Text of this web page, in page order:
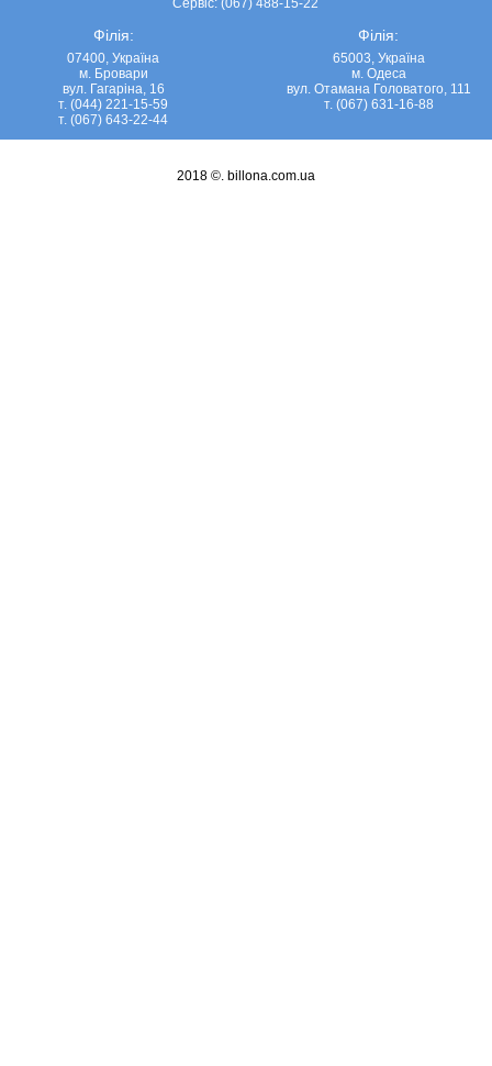
Сервіс: (067) 488-15-22
Філія:
07400, Україна
м. Бровари
вул. Гагаріна, 16
т. (044) 221-15-59
т. (067) 643-22-44
Філія:
65003, Україна
м. Одеса
вул. Отамана Головатого, 111
т. (067) 631-16-88
2018 ©. billona.com.ua